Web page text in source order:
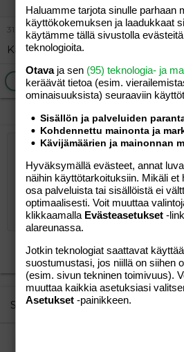
31.05.2026
Katso lääketurvatiedotteet. Ruusu!
Ilmoita asiaton viesti
Suurenna
Fontin koko
9
10
12
18
22
26
TekstiväriKirjasintyyli
Arial
Book Antiqua
Courier New
Tahoma
Times New Roman
Trebuchet MS
YliviivaaAlleviivattu
Tasaus Tasaa vasemmalle
Keskitä
Tasaa oikealle
Justify text
Paragraph format
Normal
Heading 1
Heading 2
Heading 3
LainausLisää video/media
Lisää taulukko
Insert horizontal
SpoilerKoodi
Tee uudelleen
BBCode-näkymä
Poista muotoilu
LuonnoksetTallenna
Poista
Kirjoita vastaus...
Similar threads
Haluamme tarjota sinulle parhaan
käyttökokemuksen ja laadukkaat
käytämme tällä sivustolla
teknologioita.
Otavaja sen (95) teknologia- ja
keräävät tietoa (esim.
ominaisuuk­sista) seuraaviin
Sisällön ja palveluiden
Kohdennettu mainonta ja
Kävijämäärien ja mainonnan
Hyväksymällä evästeet, annat
näihin käyttötarkoituksiin. Mikäli
osa palveluista tai sisällöistä ei
optimaalisesti. Voit muuttaa
klikkaamalla Evästeasetukset -
alareunassa.
Jotkin teknologiat saattavat
suostumustasi, jos niillä on siihen
(esim. sivun tekninen toimivuus).
muuttaa kaikkia asetuksiasi
Asetukset -painikkeen.